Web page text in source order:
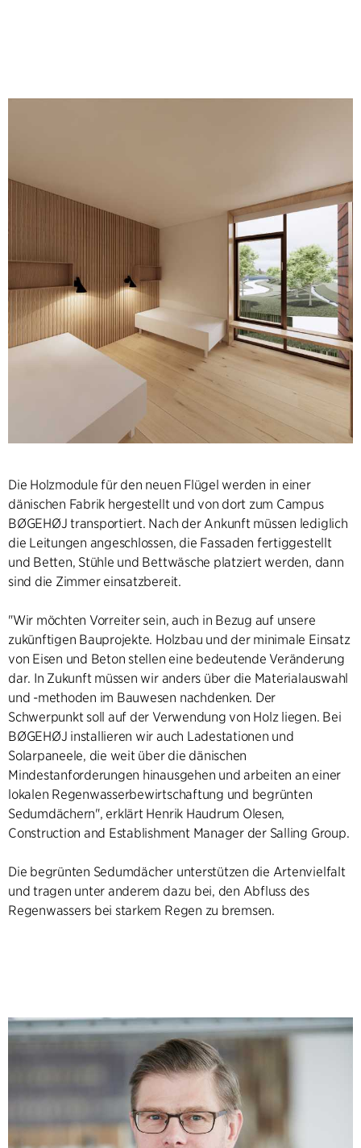
Die Holzmodule für den neuen Flügel werden in einer
dänischen Fabrik hergestellt und von dort zum Campus
BØGEHØJ transportiert. Nach der Ankunft müssen lediglich
die Leitungen angeschlossen, die Fassaden fertiggestellt
und Betten, Stühle und Bettwäsche platziert werden, dann
sind die Zimmer einsatzbereit.
"Wir möchten Vorreiter sein, auch in Bezug auf unsere
zukünftigen Bauprojekte. Holzbau und der minimale Einsatz
von Eisen und Beton stellen eine bedeutende Veränderung
dar. In Zukunft müssen wir anders über die Materialauswahl
und -methoden im Bauwesen nachdenken. Der
Schwerpunkt soll auf der Verwendung von Holz liegen. Bei
BØGEHØJ installieren wir auch Ladestationen und
Solarpaneele, die weit über die dänischen
Mindestanforderungen hinausgehen und arbeiten an einer
lokalen Regenwasserbewirtschaftung und begrünten
Sedumdächern", erklärt Henrik Haudrum Olesen,
Construction and Establishment Manager der Salling Group.
Die begrünten Sedumdächer unterstützen die Artenvielfalt
und tragen unter anderem dazu bei, den Abfluss des
Regenwassers bei starkem Regen zu bremsen.